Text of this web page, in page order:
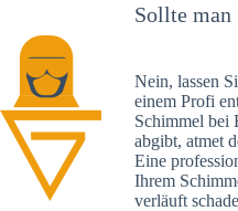
Sollte man
Nein, lassen
einem Profi
Schimmel bei
abgibt, atmet
Eine
Ihrem
verläuft